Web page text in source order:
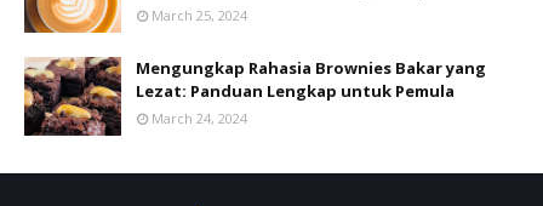
March 25, 2024
Mengungkap Rahasia Brownies Bakar yang
Lezat: Panduan Lengkap untuk Pemula
March 24, 2024